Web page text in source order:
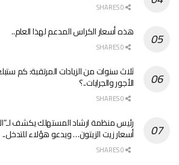
هذه أسعار الكراس المدعم لهذا العام..
ثلاث سنوات من الزيادات المرتقبة: كم
الأجور والجرايات..؟
رئيس منظمة ارشاد المستهلك يكشف
أسعار زيت الزيتون… ويدعو هؤلاء للتدخل..